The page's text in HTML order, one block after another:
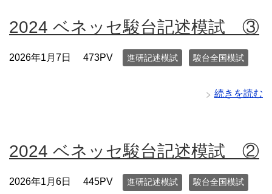
2024 ベネッセ駿台記述模試 ③
2026年1月7日 473PV 進研記述模試 駿台全国模試
続きを読む
2024 ベネッセ駿台記述模試 ②
2026年1月6日 445PV 進研記述模試 駿台全国模試